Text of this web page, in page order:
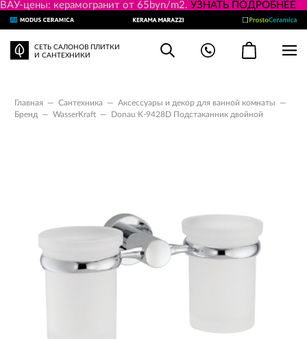
ВАУ-цены: керамогранит от 65byn/m2. УЗНАТЬ ПОДРОБНЕЕ
СЕТЬ САЛОНОВ ПЛИТКИ
И САНТЕХНИКИ
Главная — Сантехника — Аксессуары и декор для ванной комнаты
—
Бренд
— WasserKraft — Donau K-9428D Подстаканник двойной